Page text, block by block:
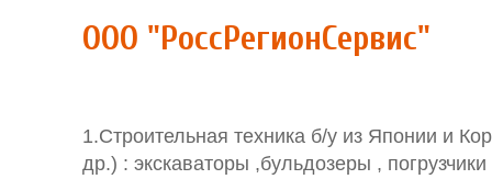
ООО "РоссРегионСервис"
1.Строительная техника б/у из Японии и
др.) : экскаваторы ,бульдозеры ,